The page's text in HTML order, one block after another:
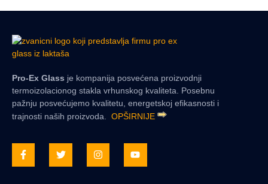
Pro-Ex Glass je kompanija posvećena proizvodnji
termoizolacionog stakla vrhunskog kvaliteta. Posebnu
pažnju posvećujemo kvalitetu, energetskoj efikasnosti i
trajnosti naših proizvoda. OPŠIRNIJE